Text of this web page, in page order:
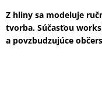
Z hliny sa modeluje
tvorba. Súčasťou
a povzbudzujúce